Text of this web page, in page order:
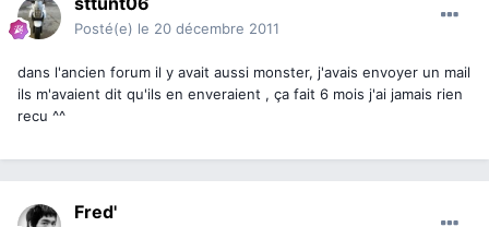
Posté(e) le 20 décembre 2011
dans l'ancien forum il y avait aussi monster, j'avais envoyer un mail
ils m'avaient dit qu'ils en enveraient , ça fait 6 mois j'ai jamais rien
recu ^^
Fred'